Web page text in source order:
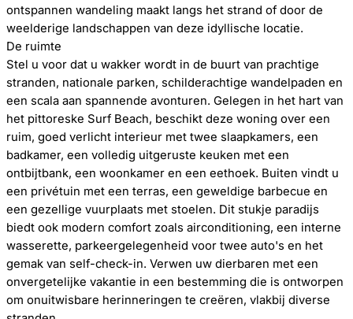
ontspannen wandeling maakt langs het strand of door de
weelderige landschappen van deze idyllische locatie.
De ruimte
Stel u voor dat u wakker wordt in de buurt van prachtige
stranden, nationale parken, schilderachtige wandelpaden en
een scala aan spannende avonturen. Gelegen in het hart van
het pittoreske Surf Beach, beschikt deze woning over een
ruim, goed verlicht interieur met twee slaapkamers, een
badkamer, een volledig uitgeruste keuken met een
ontbijtbank, een woonkamer en een eethoek. Buiten vindt u
een privétuin met een terras, een geweldige barbecue en
een gezellige vuurplaats met stoelen. Dit stukje paradijs
biedt ook modern comfort zoals airconditioning, een interne
wasserette, parkeergelegenheid voor twee auto's en het
gemak van self-check-in. Verwen uw dierbaren met een
onvergetelijke vakantie in een bestemming die is ontworpen
om onuitwisbare herinneringen te creëren, vlakbij diverse